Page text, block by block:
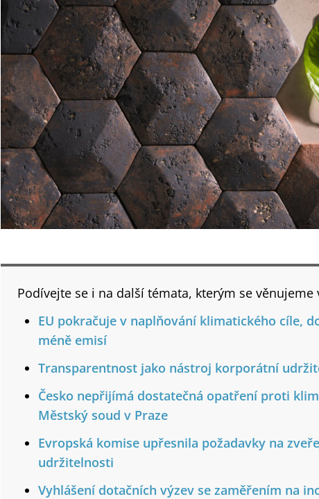
Podívejte se i na další témata, kterým se věnujeme
EU pokračuje v naplňování klimatického cíle,
méně emisí
Transparentnost jako nástroj korporátní
Česko nepřijímá dostatečná opatření proti
Městský soud v Praze
Evropská komise upřesnila požadavky na
udržitelnosti
Vyhlášení dotačních výzev se zaměřením na